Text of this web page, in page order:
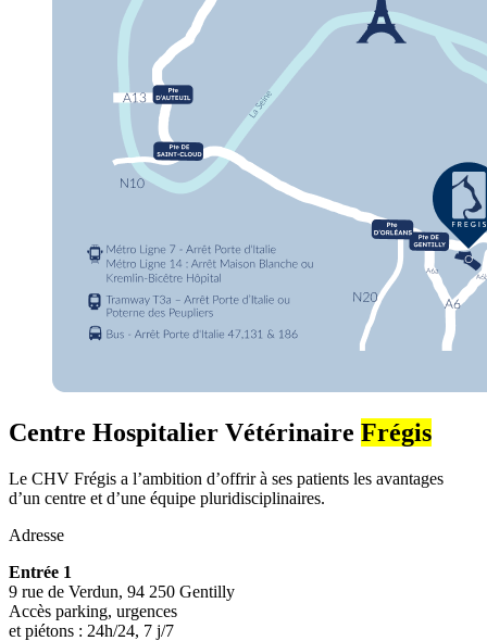
Centre Hospitalier Vétérinaire Frégis
Le CHV Frégis a l’ambition d’offrir à ses patients les avantages
d’un centre et d’une équipe pluridisciplinaires.
Adresse
Entrée 1
9 rue de Verdun, 94 250 Gentilly
Accès parking, urgences
et piétons : 24h/24, 7 j/7